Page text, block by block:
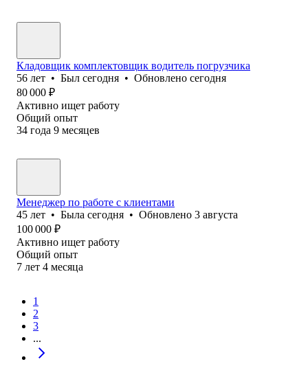
Кладовщик комплектовщик водитель погрузчика
56 лет • Был сегодня • Обновлено сегодня
80 000 ₽
Активно ищет работу
Общий опыт
34 года 9 месяцев
Менеджер по работе с клиентами
45 лет • Была сегодня • Обновлено 3 августа
100 000 ₽
Активно ищет работу
Общий опыт
7 лет 4 месяца
1
2
3
...